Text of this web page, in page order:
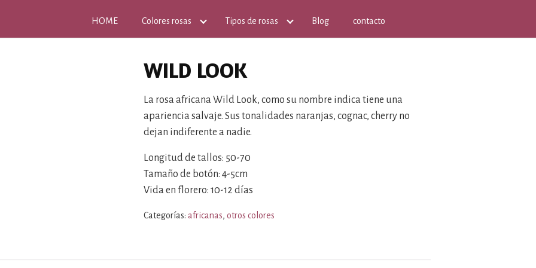
HOME Colores rosas Tipos de rosas Blog contacto
WILD LOOK
La rosa africana Wild Look, como su nombre indica tiene una
apariencia salvaje. Sus tonalidades naranjas, cognac, cherry no
dejan indiferente a nadie.
Longitud de tallos: 50-70
Tamaño de botón: 4-5cm
Vida en florero: 10-12 días
Categorías: africanas, otros colores